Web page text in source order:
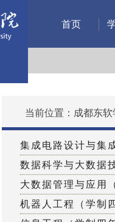
首页
当前位置： 成都东软
集成电路设计与集
数据科学与大数据
大数据管理与应用
机器人工程（学制